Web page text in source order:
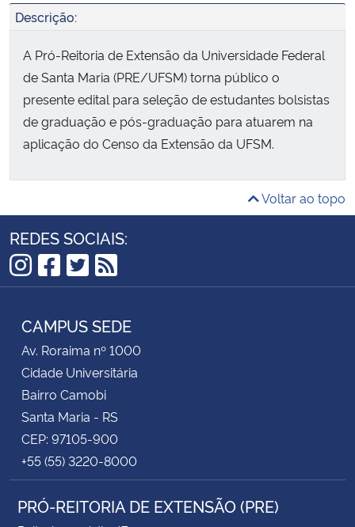
Banco Central do Brasil
Planalto
Descrição:
A Pró-Reitoria de Extensão da Universidade Federal
de Santa Maria (PRE/UFSM) torna público o
presente edital para seleção de estudantes bolsistas
de graduação e pós-graduação para atuarem na
aplicação do Censo da Extensão da UFSM.
Voltar ao topo
REDES SOCIAIS:
Instagram
Facebook
Twitter
RSS
CAMPUS SEDE
Av. Roraima nº 1000
Cidade Universitária
Bairro Camobi
Santa Maria - RS
CEP: 97105-900
+55 (55) 3220-8000
PRÓ-REITORIA DE EXTENSÃO (PRE)